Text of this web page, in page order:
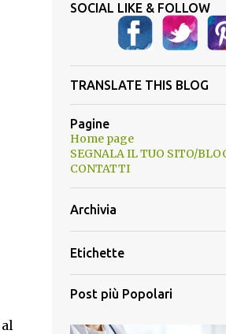
SOCIAL LIKE & FOLLOW
TRANSLATE THIS BLOG
Pagine
Home page
SEGNALA IL TUO SITO/
CONTATTI
Archivia
Etichette
Post più Popolari